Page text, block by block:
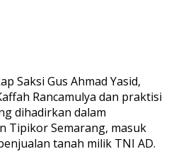
Saksi Gus Ahmad Yasid,
Rancamulya dan praktisi
dihadirkan dalam
Tipikor Semarang, masuk
tanah milik TNI AD.